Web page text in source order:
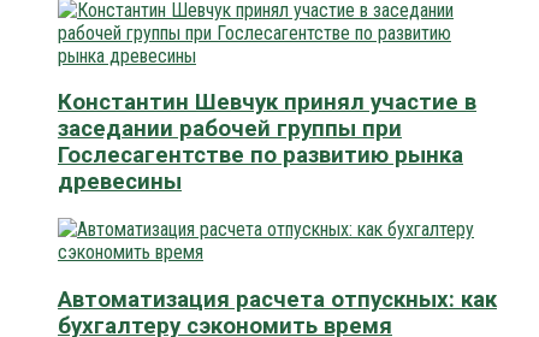
Константин Шевчук принял участие в
заседании рабочей группы при
Гослесагентстве по развитию рынка
древесины
Автоматизация расчета отпускных: как
бухгалтеру сэкономить время